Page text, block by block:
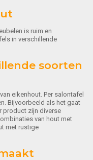
is ruim en
in verschillende
soorten
eikenhout. Per salontafel
Bijvoorbeeld als het gaat
product zijn diverse
van hout met
met rustige